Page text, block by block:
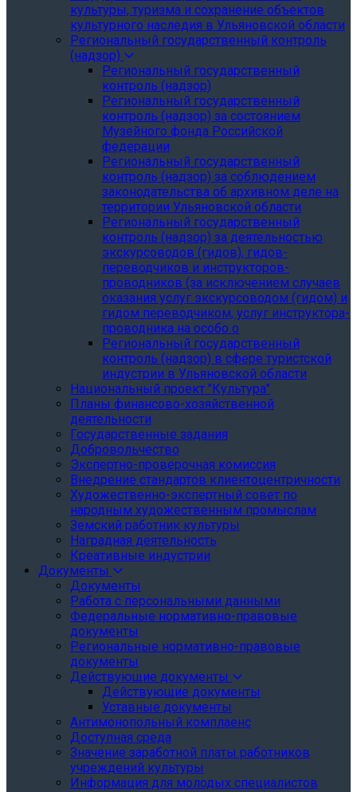
культуры, туризма и сохранение объектов
культурного наследия в Ульяновской области
Региональный государственный контроль
(надзор)
Региональный государственный
контроль (надзор)
Региональный государственный
контроль (надзор) за состоянием
Музейного фонда Российской
федерации
Региональный государственный
контроль (надзор) за соблюдением
законодательства об архивном деле на
территории Ульяновской области
Региональный государственный
контроль (надзор) за деятельностью
экскурсоводов (гидов), гидов-
переводчиков и инструкторов-
проводников (за исключением случаев
оказания услуг экскурсоводом (гидом) и
гидом переводчиком, услуг инструктора-
проводника на особо о
Региональный государственный
контроль (надзор) в сфере туристской
индустрии в Ульяновской области
Национальный проект "Культура"
Планы финансово-хозяйственной
деятельности
Государственные задания
Добровольчество
Экспертно-проверочная комиссия
Внедрение стандартов клиентоцентричности
Художественно-экспертный совет по
народным художественным промыслам
Земский работник культуры
Наградная деятельность
Креативные индустрии
Документы
Документы
Работа с персональными данными
Федеральные нормативно-правовые
документы
Региональные нормативно-правовые
документы
Действующие документы
Действующие документы
Уставные документы
Антимонопольный комплаенс
Доступная среда
Значение заработной платы работников
учреждений культуры
Информация для молодых специалистов